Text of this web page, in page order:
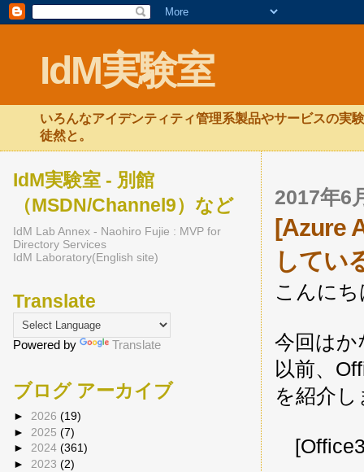
IdM実験室
いろんなアイデンティティ管理系製品やサービスの実
徒然と。
2017年6
[Azure
してい
こんに
今回は
以前、
を紹介
IdM実験室 - 別館
（MSDN/Channel9）など
IdM Lab Annex - Naohiro Fujie : MVP for
Directory Services
IdM Laboratory(English site)
Translate
Powered by Translate
ブログ アーカイブ
► 2026 (19)
► 2025 (7)
► 2024 (361)
► 2023 (2)